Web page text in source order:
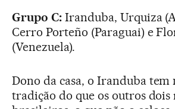
Grupo C:Iranduba, Urquiza
Cerro Porteño (Paraguai) e
(Venezuela).
Dono da casa, o Iranduba tem
tradição do que os outros dois